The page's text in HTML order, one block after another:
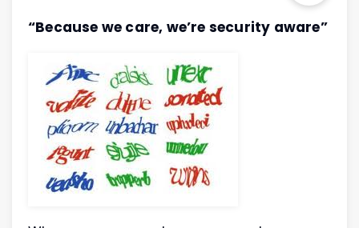
“Because we care, we’re security aware”